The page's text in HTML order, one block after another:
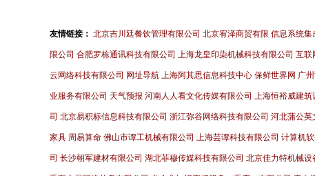
友情链接： 北京吉川廷餐饮管理有限公司 北京宥泽商贸有限 信息系统集
限公司 合肥罗栋通讯科技有限公司 上海龙皇印染机械科技有限公司 互联
云网络科技有限公司 网址导航 上海阿其思信息科技中心 保鲜世界网 广
业服务有限公司 天气预报 河南人人看文化传媒有限公司 上海恒裕威建筑
司 北京易积标信息科技有限公司 浙江弥谷网络科技有限公司 河北蒲公英
家具 周易算命 佛山市谭工机械有限公司 上海芸谭科技有限公司 计算机
司 长沙朝军建材有限公司 湖北菲穆传媒科技有限公司 北京佳力特机械设